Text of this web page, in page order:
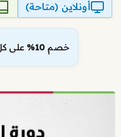
أونلاين (متاحة)
خصم 10% على